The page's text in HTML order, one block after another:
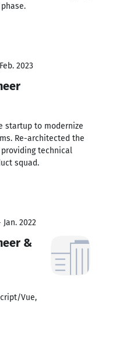
2023
startup to modernize
Re-architected the
technical
squad.
2022
&
Vue,